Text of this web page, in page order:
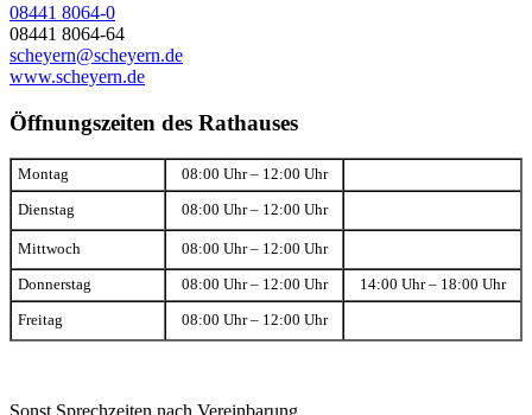
08441 8064-0
08441 8064-64
scheyern@scheyern.de
www.scheyern.de
Öffnungszeiten des Rathauses
Montag 08:00 Uhr – 12:00 Uhr
Dienstag 08:00 Uhr – 12:00 Uhr
Mittwoch 08:00 Uhr – 12:00 Uhr
Donnerstag 08:00 Uhr – 12:00 Uhr 14:00 Uhr – 18:00 Uhr
Freitag 08:00 Uhr – 12:00 Uhr